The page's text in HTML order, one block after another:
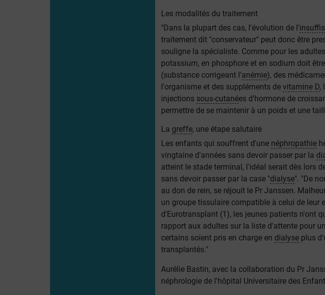
Les modalités du traitement
"Dans la plupart des cas, l'évolution de l'
traitement dit "conservateur" peut donc être
souligne la spécialiste. Comme pour les
potassium, en phosphore et en sodium doit
(substance corrigeant l'anémie), des
l'organisme et des suppléments de vitamine D,
injections sous-cutanées d'hormone de
permettre de se maintenir à un poids et une
La greffe, une étape salutaire
Les enfants qui souffrent d'une néphropathie
vingtaine d'années sans devoir passer par la
atteint le stade terminal, l'idéal serait dès lors
sans devoir passer par la case "dialyse". "De
au don de rein, se réjouit le Pr Janssen.
un groupe tissulaire compatible à celui de
d'Eurotransplant (1), les jeunes patients n'ont
rapport aux adultes sur la liste d'attente pour
certains soient pris en charge en dialyseplus
transplantés."
Aurélie Bastin, avec la collaboration du Pr
néphrologie de l'hôpital Universitaire des